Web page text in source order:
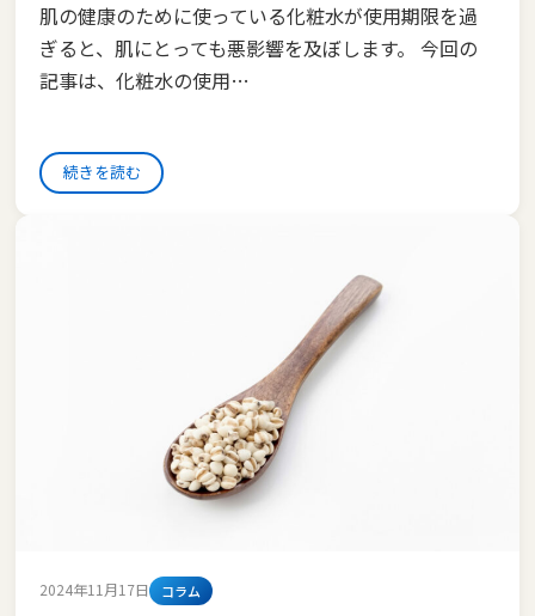
肌の健康のために使っている化粧水が使用期限を過
ぎると、肌にとっても悪影響を及ぼします。 今回の
記事は、化粧水の使用…
続きを読む
2024年11月17日 コラム